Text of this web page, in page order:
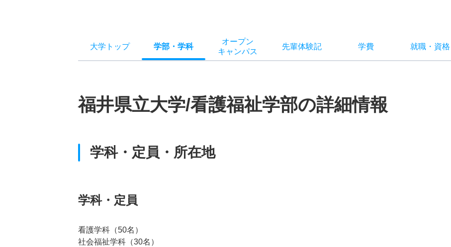
大学トップ 学部 ・ 学科
オープン
キャンパス
先輩体験記 学費 就職・ 資格
福井県立大学/看護福祉学部の詳細情報
学科・定員・所在地
学科・定員
看護学科（50名）
社会福祉学科（30名）